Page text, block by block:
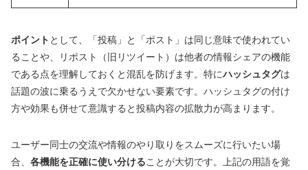
ポイント として、「投稿」と「ポスト」は同じ意味で使われてい
ることや、リポスト（旧リツイート）は他者の情報シェアの機能
である点を理解しておくと混乱を防げます。特にハッシュタグは
話題の波に乗るうえで欠かせない要素です。ハッシュタグの付け
方や効果も併せて意識すると投稿内容の拡散力が高まります。
ユーザー同士の交流や情報のやり取りをスムーズに行いたい場
合、 各機能を正確に使い分けることが大切です。上記の用語を覚